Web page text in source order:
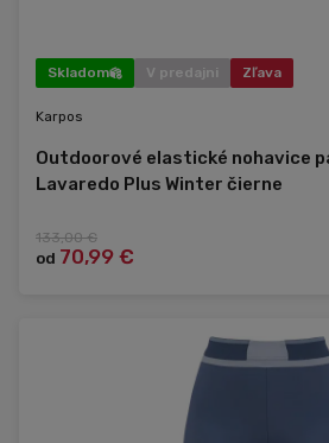
Skladom V predajni Zľava
Karpos
Outdoorové elastické nohavice
Lavaredo Plus Winter čierne
133,00 €
od 70,99 €